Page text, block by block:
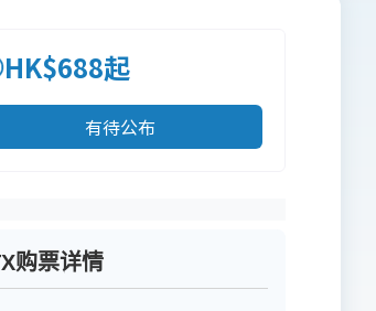
HK$688起
有待公布
购票详情